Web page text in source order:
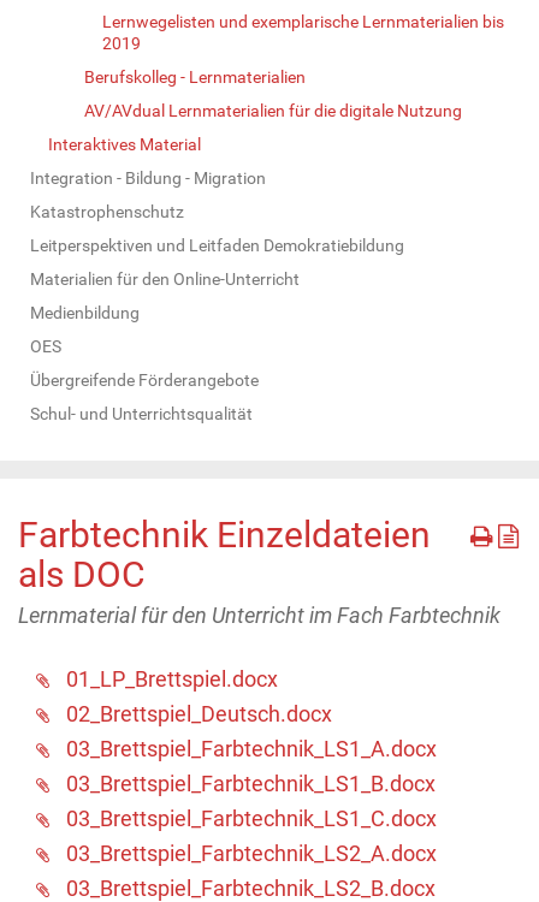
Lernwegelisten und exemplarische Lernmaterialien bis
2019
Berufskolleg - Lernmaterialien
AV/AVdual Lernmaterialien für die digitale Nutzung
Interaktives Material
Integration - Bildung - Migration
Katastrophenschutz
Leitperspektiven und Leitfaden Demokratiebildung
Materialien für den Online-Unterricht
Medienbildung
OES
Übergreifende Förderangebote
Schul- und Unterrichtsqualität
Farbtechnik Einzeldateien
als DOC
Lernmaterial für den Unterricht im Fach Farbtechnik
01_LP_Brettspiel.docx
02_Brettspiel_Deutsch.docx
03_Brettspiel_Farbtechnik_LS1_A.docx
03_Brettspiel_Farbtechnik_LS1_B.docx
03_Brettspiel_Farbtechnik_LS1_C.docx
03_Brettspiel_Farbtechnik_LS2_A.docx
03_Brettspiel_Farbtechnik_LS2_B.docx